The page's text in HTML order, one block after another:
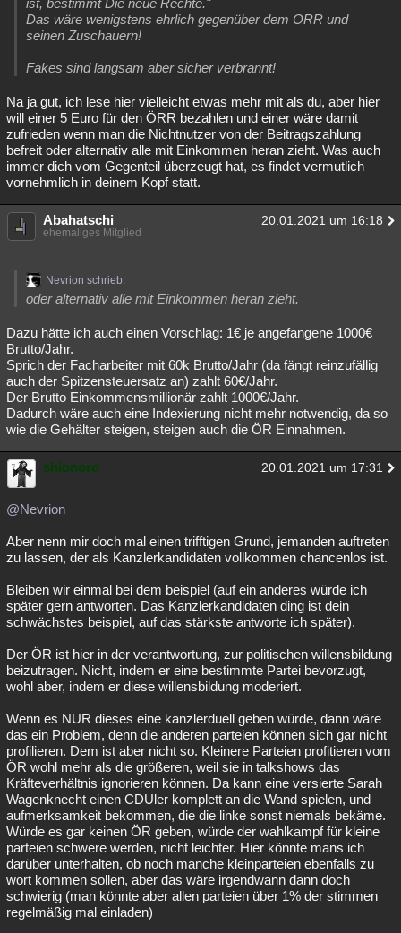
ist, bestimmt Die neue Rechte."
Das wäre wenigstens ehrlich gegenüber dem ÖRR und
seinen Zuschauern!
Fakes sind langsam aber sicher verbrannt!
Na ja gut, ich lese hier vielleicht etwas mehr mit als du, aber hier
will einer 5 Euro für den ÖRR bezahlen und einer wäre damit
zufrieden wenn man die Nichtnutzer von der Beitragszahlung
befreit oder alternativ alle mit Einkommen heran zieht. Was auch
immer dich vom Gegenteil überzeugt hat, es findet vermutlich
vornehmlich in deinem Kopf statt.
Abahatschi 20.01.2021 um 16:18
ehemaliges Mitglied
Nevrion schrieb:
oder alternativ alle mit Einkommen heran zieht.
Dazu hätte ich auch einen Vorschlag: 1€ je angefangene 1000€
Brutto/Jahr.
Sprich der Facharbeiter mit 60k Brutto/Jahr (da fängt reinzufällig
auch der Spitzensteuersatz an) zahlt 60€/Jahr.
Der Brutto Einkommensmillionär zahlt 1000€/Jahr.
Dadurch wäre auch eine Indexierung nicht mehr notwendig, da so
wie die Gehälter steigen, steigen auch die ÖR Einnahmen.
shionoro 20.01.2021 um 17:31
@Nevrion
Aber nenn mir doch mal einen trifftigen Grund, jemanden auftreten
zu lassen, der als Kanzlerkandidaten vollkommen chancenlos ist.
Bleiben wir einmal bei dem beispiel (auf ein anderes würde ich
später gern antworten. Das Kanzlerkandidaten ding ist dein
schwächstes beispiel, auf das stärkste antworte ich später).
Der ÖR ist hier in der verantwortung, zur politischen willensbildung
beizutragen. Nicht, indem er eine bestimmte Partei bevorzugt,
wohl aber, indem er diese willensbildung moderiert.
Wenn es NUR dieses eine kanzlerduell geben würde, dann wäre
das ein Problem, denn die anderen parteien können sich gar nicht
profilieren. Dem ist aber nicht so. Kleinere Parteien profitieren vom
ÖR wohl mehr als die größeren, weil sie in talkshows das
Kräfteverhältnis ignorieren können. Da kann eine versierte Sarah
Wagenknecht einen CDUler komplett an die Wand spielen, und
aufmerksamkeit bekommen, die die linke sonst niemals bekäme.
Würde es gar keinen ÖR geben, würde der wahlkampf für kleine
parteien schwere werden, nicht leichter. Hier könnte mans ich
darüber unterhalten, ob noch manche kleinparteien ebenfalls zu
wort kommen sollen, aber das wäre irgendwann dann doch
schwierig (man könnte aber allen parteien über 1% der stimmen
regelmäßig mal einladen)